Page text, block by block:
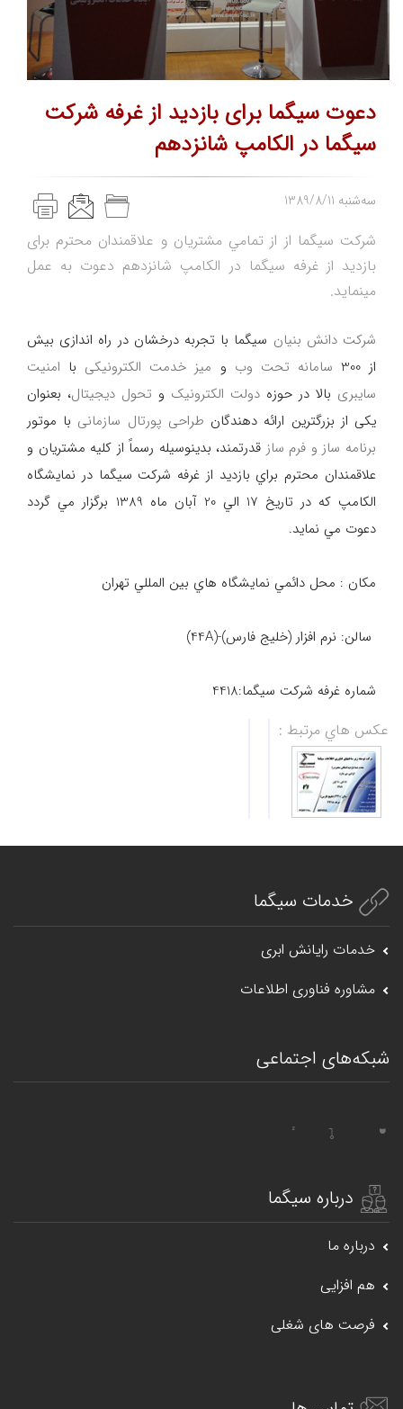
دعوت سيگما برای بازديد از غرفه شركت
سيگما در الكامپ شانزدهم
1389/8/11 سه‌شنبه
شركت سيگما از از تمامي مشتريان و علاقمندان محترم برای
بازدید از غرفه سیگما در الكامپ شانزدهم دعوت به عمل
مینماید.
شرکت دانش بنیان سیگما با تجربه درخشان در راه اندازی بیش
از 300
سامانه تحت وب و میز خدمت الکترونیکی با امنیت
سایبری بالا در حوزه دولت الکترونیک و تحول دیجیتال، بعنوان
یکی از بزرگترین ارائه دهندگان طراحی پورتال سازمانی با موتور
برنامه ساز و فرم ساز قدرتمند، بدينوسيله رسماً از كليه مشتريان و
علاقمندان محترم براي بازديد از غرفه شركت سيگما در نمايشگاه
الكامپ كه در تاريخ 17 الي 20 آبان ماه 1389 برگزار مي گردد
دعوت مي نمايد.
مكان : محل دائمي نمايشگاه هاي بين المللي تهران
سالن: نرم افزار (خليج فارس)-(44A)
شماره غرفه شركت سيگما:4418
عكس هاي مرتبط :
خدمات سیگما
خدمات رایانش ابری
مشاوره فناوری اطلاعات
شبکه‌های اجتماعی
درباره سیگما
درباره ما
هم افزایی
فرصت های شغلی